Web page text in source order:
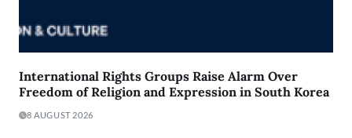
International Rights Groups Raise Alarm Over
Freedom of Religion and Expression in South Korea
8 AUGUST 2026